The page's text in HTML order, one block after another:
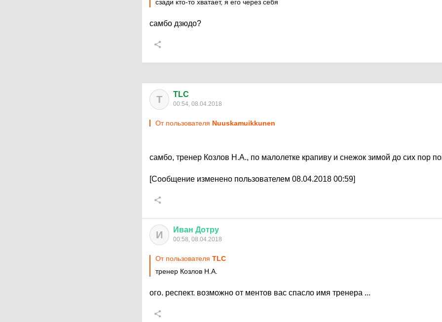
сзади кто-то хватает, я его через себя
самбо дзюдо?
T TLC
00:54, 08.04.2018
От пользователя Nuuskamuikkunen
самбо, тренер Козлов Н.А., по малолетке крапиву и снежок зимой до сих пор
[Сообщение изменено пользователем 08.04.2018 00:59]
И Иван Дотру
00:58, 08.04.2018
От пользователя TLC
тренер Козлов Н.А.
ого. респект. возможно от ментов вас спасло имя тренера ...